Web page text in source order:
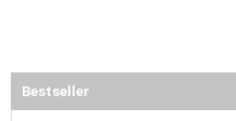
Bestseller